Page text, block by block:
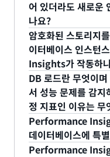
인스턴스의 로드에
니다.
로 제공하기 위해 개
존되는 프리 티어가
격의 극히 일부에
기 보존이 가능합니
어 있더라도 새로운
나요?
예. 인스턴스 생성 마
Console에는
적으로 선택되어
가 활성화되지 않도
하거나, 인스턴스를
Performance
암호화된 스토리지
이터베이스 인스턴
Insights가 작동하
예.
DB 로드란 무엇이
서 성능 문제를 감지
정 지표인 이유는 무
Performance
지표입니다. 이 지
Performance
데이터베이스에 특
Performance